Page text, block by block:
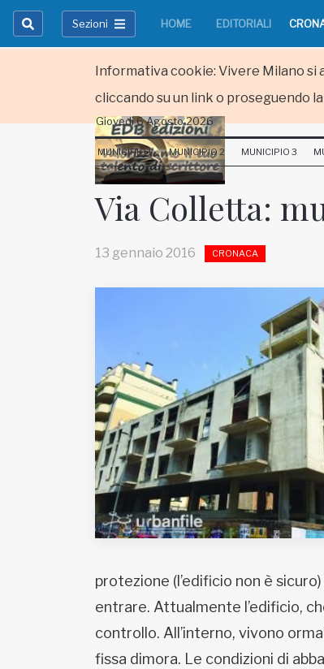
Informativa cookie: Vivere Milano si
cliccando su un link o proseguendo
Sezioni HOME EDITORIALI
Inviateci le vostre segnalazioni
Fondato e diretto da Enzo De
EDB edizioni - Via Brivio angolo C.
Imbonati, 89 20159 Milano (Italia)
Informativa sulla privacy
Giovedi 6 Agosto 2026
MUNICIPIO 1 MUNICIPIO 2 MUNICIPIO 3
Via Colletta:
13 gennaio 2016 CRONACA
protezione (l’edificio non è
entrare. Attualmente l’edificio,
controllo. All’interno, vivono
fissa dimora. Le condizioni di